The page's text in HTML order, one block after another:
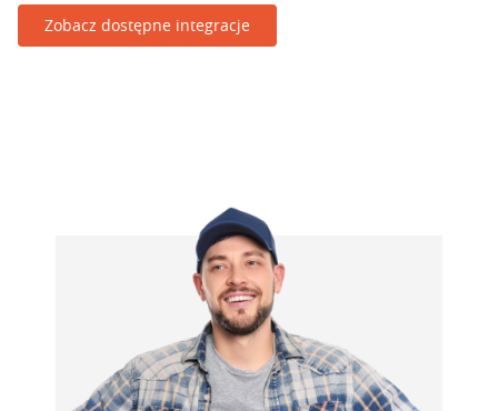
Zobacz dostępne integracje